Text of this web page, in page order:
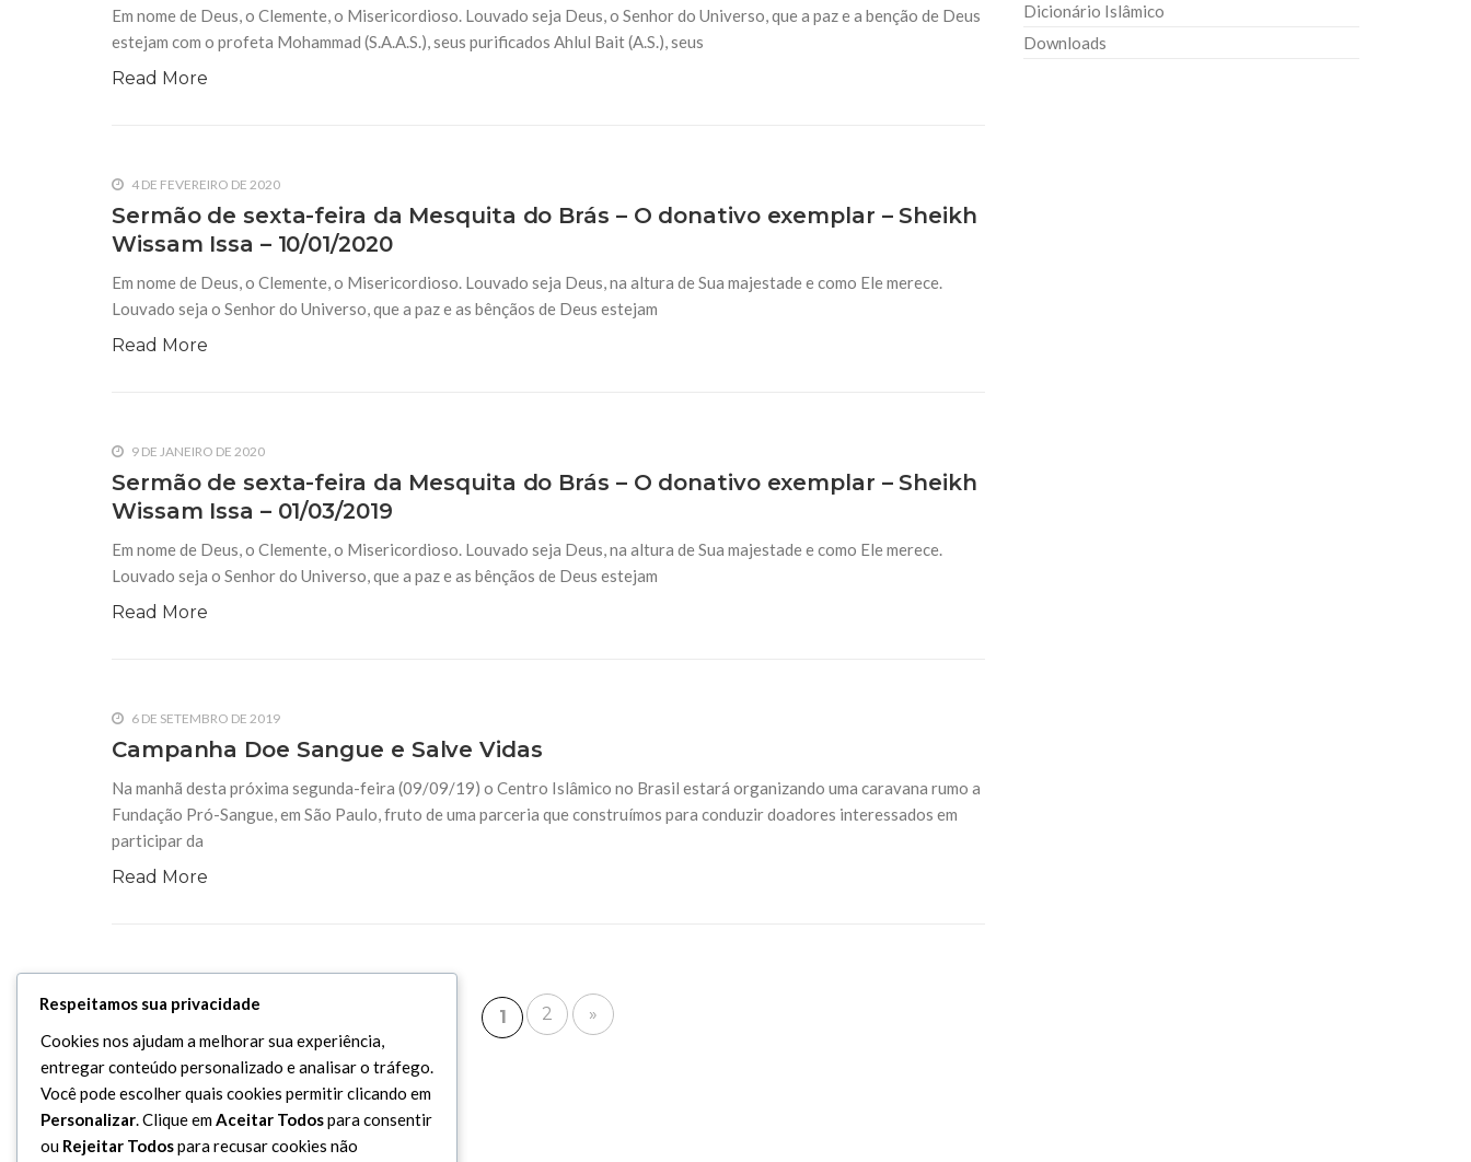
Em nome de Deus, o Clemente, o Misericordioso. Louvado seja Deus, o Senhor do Universo, que a paz e a benção de Deus
estejam com o profeta Mohammad (S.A.A.S.), seus purificados Ahlul Bait (A.S.), seus
Read More
4 DE FEVEREIRO DE 2020
Sermão de sexta-feira da Mesquita do Brás – O donativo exemplar – Sheikh
Wissam Issa – 10/01/2020
Em nome de Deus, o Clemente, o Misericordioso. Louvado seja Deus, na altura de Sua majestade e como Ele merece.
Louvado seja o Senhor do Universo, que a paz e as bênçãos de Deus estejam
Read More
9 DE JANEIRO DE 2020
Sermão de sexta-feira da Mesquita do Brás – O donativo exemplar – Sheikh
Wissam Issa – 01/03/2019
Em nome de Deus, o Clemente, o Misericordioso. Louvado seja Deus, na altura de Sua majestade e como Ele merece.
Louvado seja o Senhor do Universo, que a paz e as bênçãos de Deus estejam
Read More
6 DE SETEMBRO DE 2019
Campanha Doe Sangue e Salve Vidas
Na manhã desta próxima segunda-feira (09/09/19) o Centro Islâmico no Brasil estará organizando uma caravana rumo a
Fundação Pró-Sangue, em São Paulo, fruto de uma parceria que construímos para conduzir doadores interessados em
participar da
Read More
1 2 »
Dicionário Islâmico
Downloads
Respeitamos sua privacidade
Cookies nos ajudam a melhorar sua experiência,
entregar conteúdo personalizado e analisar o tráfego.
Você pode escolher quais cookies permitir clicando em
Personalizar. Clique emAceitar Todospara consentir
ou Rejeitar Todospara recusar cookies não